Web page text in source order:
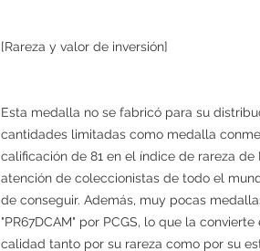
[Rareza y valor de inversión]
Esta medalla no se fabricó para su
cantidades limitadas como medalla
calificación de 81 en el índice de rareza
atención de coleccionistas de todo el
de conseguir. Además, muy pocas
"PR67DCAM" por PCGS, lo que la
calidad tanto por su rareza como por su